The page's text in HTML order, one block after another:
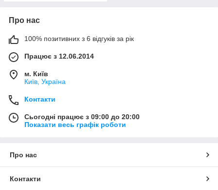
Про нас
100% позитивних з 6 відгуків за рік
Працює з 12.06.2014
м. Київ
Київ, Україна
Контакти
Сьогодні працює з 09:00 до 20:00
Показати весь графік роботи
Про нас
Контакти